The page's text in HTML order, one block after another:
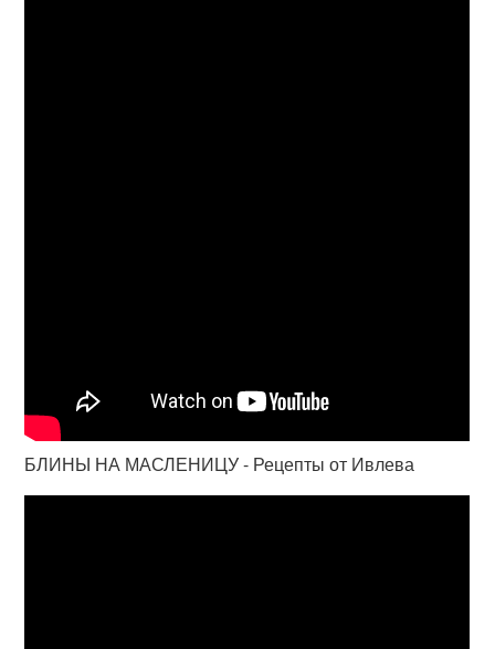
БЛИНЫ НА МАСЛЕНИЦУ - Рецепты от Ивлева